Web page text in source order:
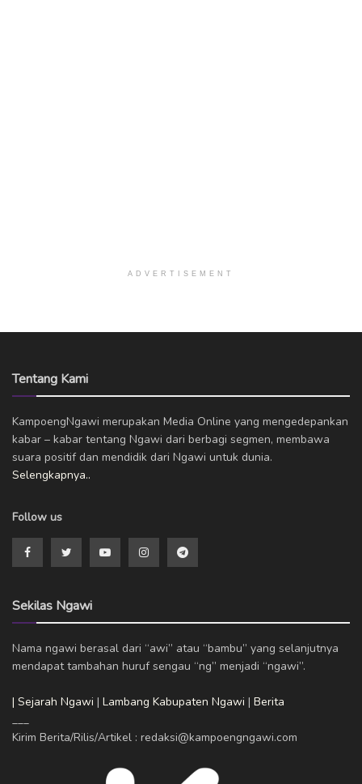
ADVERTISEMENT
Tentang Kami
KampoengNgawi merupakan Media Online yang mengedepankan
kabar – kabar tentang Ngawi dari berbagi segmen, membawa
suara positif dan mendidik dari Ngawi untuk dunia.
Selengkapnya..
Follow us
Sekilas Ngawi
Nama ngawi berasal dari “awi” atau “bambu” yang selanjutnya
mendapat tambahan huruf sengau “ng” menjadi “ngawi”.
| Sejarah Ngawi | Lambang Kabupaten Ngawi | Berita
___
Kirim Berita/Rilis/Artikel : redaksi@kampoengngawi.com